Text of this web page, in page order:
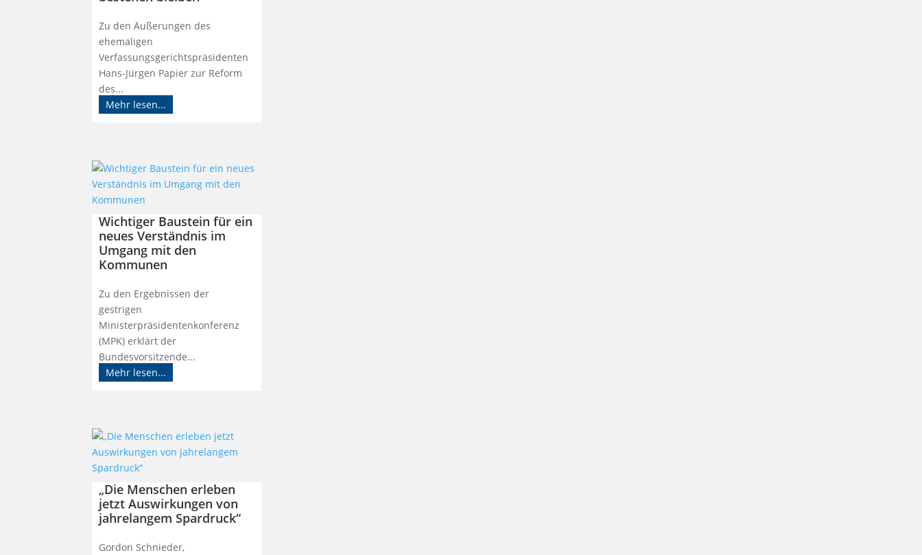
Zu den Äußerungen des
ehemaligen
Verfassungsgerichtspräsidenten
Hans-Jürgen Papier zur Reform
des...
Mehr lesen...
Wichtiger Baustein für ein
neues Verständnis im
Umgang mit den
Kommunen
Zu den Ergebnissen der
gestrigen
Ministerpräsidentenkonferenz
(MPK) erklärt der
Bundesvorsitzende...
Mehr lesen...
„Die Menschen erleben
jetzt Auswirkungen von
jahrelangem Spardruck“
Gordon Schnieder,